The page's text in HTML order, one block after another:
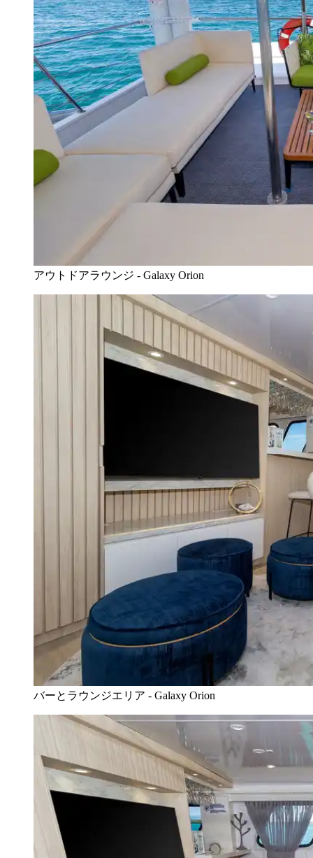
アウトドアラウンジ - Galaxy Orion
バーとラウンジエリア - Galaxy Orion